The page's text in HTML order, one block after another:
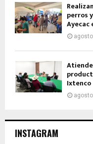
perros
Ayecac
Ixtenco
INSTAGRAM